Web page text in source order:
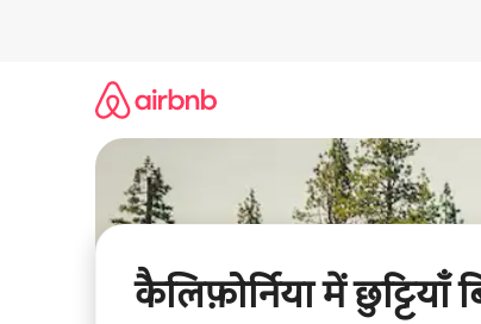
कैलिफ़ोर्निया में छुट्टियाँ